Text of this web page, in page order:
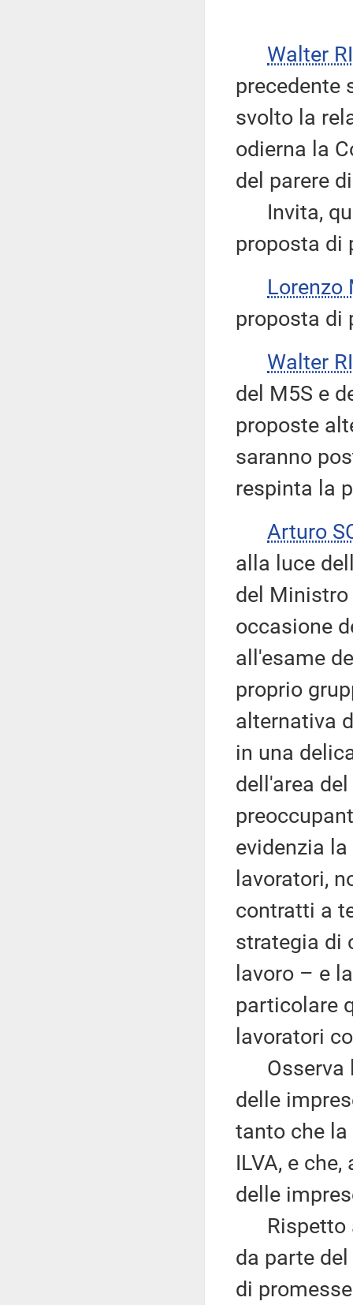
Walter
precedente
svolto la
odierna la
del parere
Invita,
proposta di
Lorenzo
proposta di
Walter
del M5S e
proposte
saranno
respinta la
Arturo
alla luce
del Ministro
occasione
all'esame
proprio
alternativa
in una
dell'area
evidenzia
lavoratori,
contratti a
strategia di
lavoro – e
particolare
lavoratori
Osserva
delle
tanto che
ILVA, e
delle
Rispetto
da parte
di